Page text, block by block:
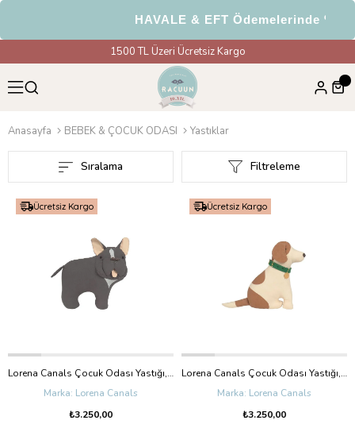
HAVALE & EFT Ödemelerinde %5 İndirim
1500 TL Üzeri Ücretsiz Kargo
Anasayfa BEBEK & ÇOCUK ODASI Yastıklar
Filtreleme
Sıralama
Lorena Canals Çocuk Odası Yastığı, Jimmy
Lorena Canals
₺3.250,00
Ücretsiz Kargo
Lorena Canals Çocuk Odası Yastığı, Cooper
Lorena Canals
₺3.250,00
Ücretsiz Kargo